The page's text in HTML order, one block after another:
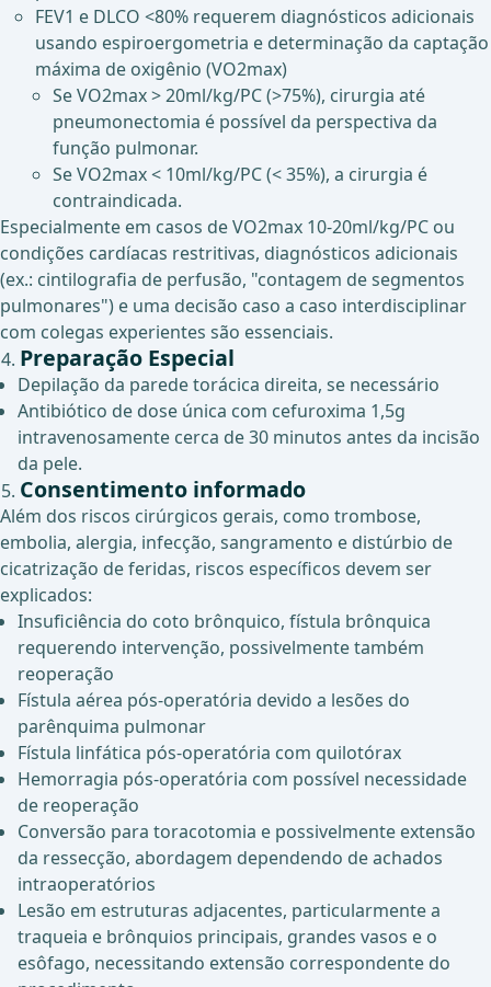
FEV1 e DLCO <80% requerem diagnósticos adicionais
usando espiroergometria e determinação da captação
máxima de oxigênio (VO2max)
Se VO2max > 20ml/kg/PC (>75%), cirurgia até
pneumonectomia é possível da perspectiva da
função pulmonar.
Se VO2max < 10ml/kg/PC (< 35%), a cirurgia é
contraindicada.
Especialmente em casos de VO2max 10-20ml/kg/PC ou
condições cardíacas restritivas, diagnósticos adicionais
(ex.: cintilografia de perfusão, "contagem de segmentos
pulmonares") e uma decisão caso a caso interdisciplinar
com colegas experientes são essenciais.
Preparação Especial
Depilação da parede torácica direita, se necessário
Antibiótico de dose única com cefuroxima 1,5g
intravenosamente cerca de 30 minutos antes da incisão
da pele.
Consentimento informado
Além dos riscos cirúrgicos gerais, como trombose,
embolia, alergia, infecção, sangramento e distúrbio de
cicatrização de feridas, riscos específicos devem ser
explicados:
Insuficiência do coto brônquico, fístula brônquica
requerendo intervenção, possivelmente também
reoperação
Fístula aérea pós-operatória devido a lesões do
parênquima pulmonar
Fístula linfática pós-operatória com quilotórax
Hemorragia pós-operatória com possível necessidade
de reoperação
Conversão para toracotomia e possivelmente extensão
da ressecção, abordagem dependendo de achados
intraoperatórios
Lesão em estruturas adjacentes, particularmente a
traqueia e brônquios principais, grandes vasos e o
esôfago, necessitando extensão correspondente do